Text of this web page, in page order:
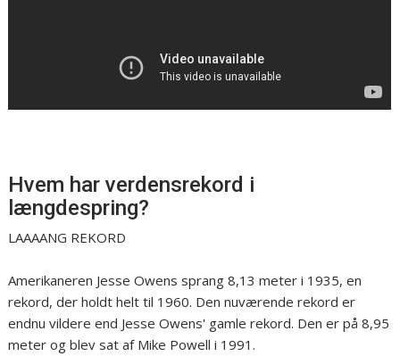
Hvem har verdensrekord i
længdespring?
LAAAANG REKORD
Amerikaneren Jesse Owens sprang 8,13 meter i 1935, en
rekord, der holdt helt til 1960. Den nuværende rekord er
endnu vildere end Jesse Owens' gamle rekord. Den er på 8,95
meter og blev sat af Mike Powell i 1991.